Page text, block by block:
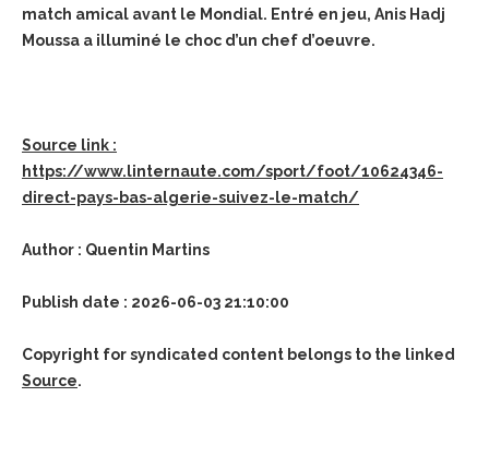
match amical avant le Mondial. Entré en jeu, Anis Hadj
Moussa a illuminé le choc d’un chef d’oeuvre.
Source link :
https://www.linternaute.com/sport/foot/10624346-
direct-pays-bas-algerie-suivez-le-match/
Author : Quentin Martins
Publish date : 2026-06-03 21:10:00
Copyright for syndicated content belongs to the linked
Source.